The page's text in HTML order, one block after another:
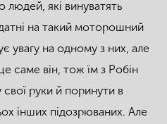
які винуватять
на такий моторошний
увагу на одному з них, але
саме він, тож їм з Робін
руки й поринути в
інших підозрюваних. Але